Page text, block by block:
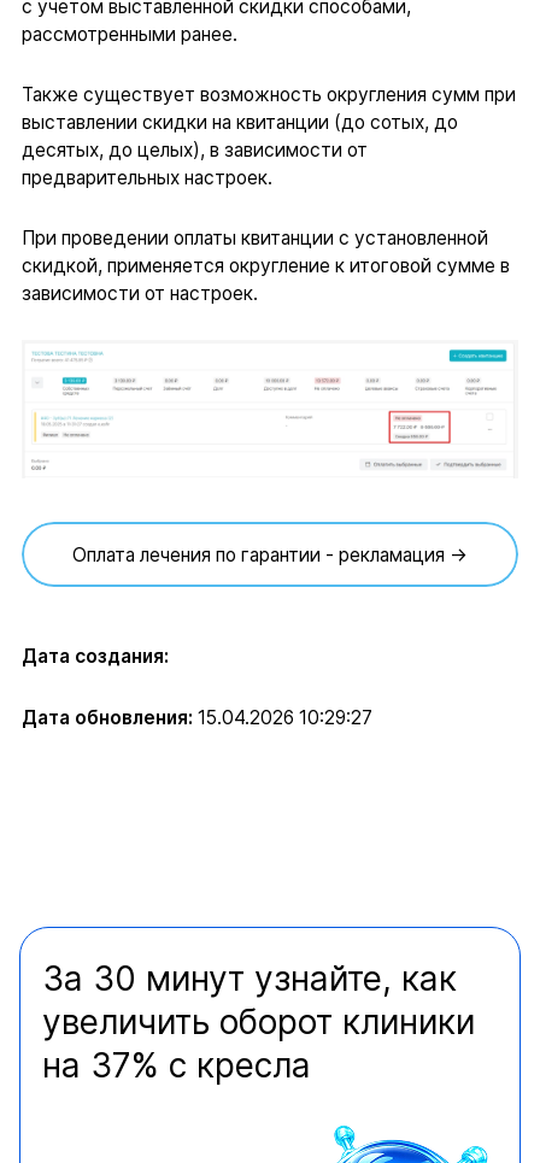
с учетом выставленной скидки способами,
рассмотренными ранее.
Также существует возможность округления сумм при
выставлении скидки на квитанции (до сотых, до
десятых, до целых), в зависимости от
предварительных настроек.
При проведении оплаты квитанции с установленной
скидкой, применяется округление к итоговой сумме в
зависимости от настроек.
Оплата лечения по гарантии - рекламация →
Дата создания:
Дата обновления: 15.04.2026 10:29:27
За 30 минут узнайте, как
увеличить оборот клиники
на 37% с кресла